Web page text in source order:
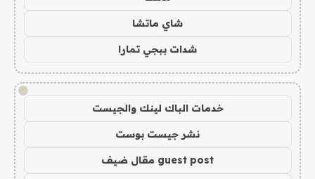
شاي ماتشا
شدات ببجي تمارا
!
خدمات الباك لينك والجيست
نشر جيست بوست
guest post مقال ضيف